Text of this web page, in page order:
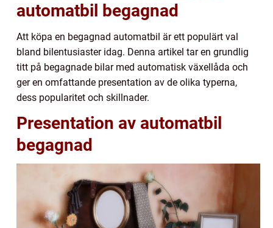
automatbil begagnad
Att köpa en begagnad automatbil är ett populärt val
bland bilentusiaster idag. Denna artikel tar en grundlig
titt på begagnade bilar med automatisk växellåda och
ger en omfattande presentation av de olika typerna,
dess popularitet och skillnader.
Presentation av automatbil
begagnad